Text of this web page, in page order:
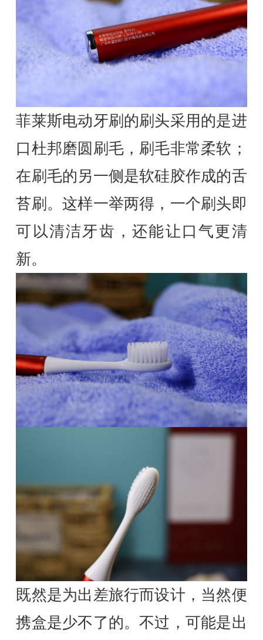
菲莱斯电动牙刷的刷头采用的是进
口杜邦磨圆刷毛，刷毛非常柔软；
在刷毛的另一侧是软硅胶作成的舌
苔刷。这样一举两得，一个刷头即
可以清洁牙齿，还能让口气更清
新。
既然是为出差旅行而设计，当然便
携盒是少不了的。不过，可能是出